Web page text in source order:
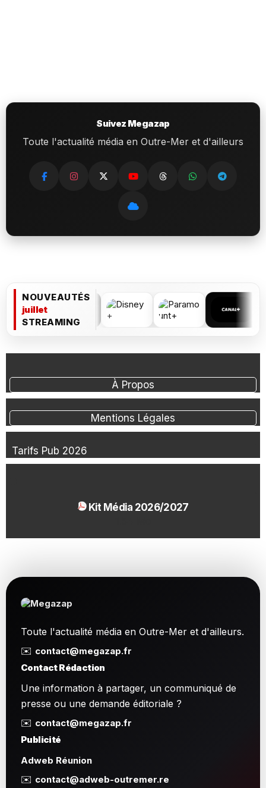
Suivez Megazap
Toute l'actualité média en Outre-Mer et d'ailleurs
NOUVEAUTÉS
juillet
STREAMING
À Propos
Mentions Légales
Tarifs Pub 2026
Kit Média 2026/2027
Toute l'actualité média en Outre-Mer et d'ailleurs.
✉️ contact@megazap.fr
Contact Rédaction
Une information à partager, un communiqué de
presse ou une demande éditoriale ?
✉️ contact@megazap.fr
Publicité
Adweb Réunion
✉️ contact@adweb-outremer.re